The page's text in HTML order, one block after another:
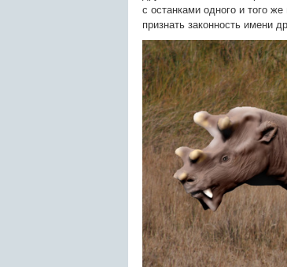
с останками одного и того
признать законность имени